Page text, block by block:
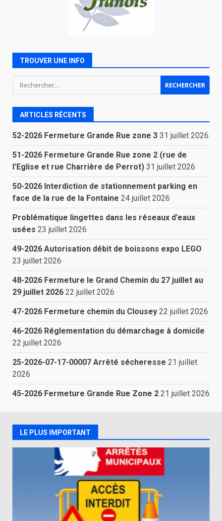
TROUVER UNE INFO
Rechercher :
ARTICLES RÉCENTS
52-2026 Fermeture Grande Rue zone 3 31 juillet 2026
51-2026 Fermeture Grande Rue zone 2 (rue de
l’Eglise et rue Charrière de Perrot) 31 juillet 2026
50-2026 Interdiction de stationnement parking en
face de la rue de la Fontaine 24 juillet 2026
Problématique lingettes dans les réseaux d’eaux
usées 23 juillet 2026
49-2026 Autorisation débit de boissons expo LEGO
23 juillet 2026
48-2026 Fermeture le Grand Chemin du 27 juillet au
29 juillet 2026 22 juillet 2026
47-2026 Fermeture chemin du Clousey 22 juillet 2026
46-2026 Réglementation du démarchage à domicile
22 juillet 2026
25-2026-07-17-00007 Arrêté sécheresse 21 juillet
2026
45-2026 Fermeture Grande Rue Zone 2 21 juillet 2026
LE PLUS IMPORTANT